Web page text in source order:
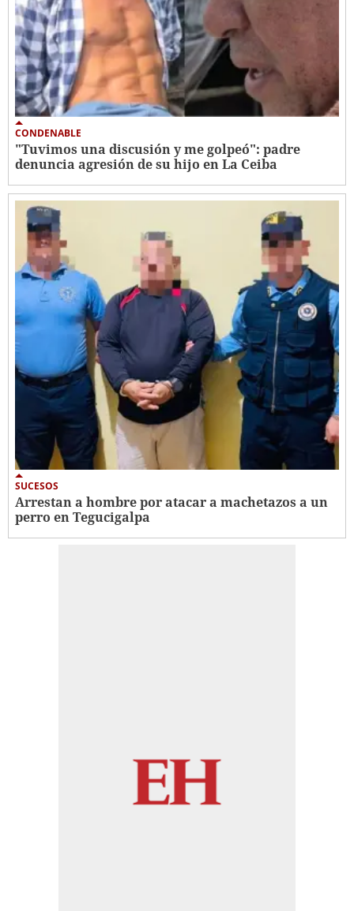
CONDENABLE
"Tuvimos una discusión y me golpeó": padre
denuncia agresión de su hijo en La Ceiba
SUCESOS
Arrestan a hombre por atacar a machetazos a un
perro en Tegucigalpa